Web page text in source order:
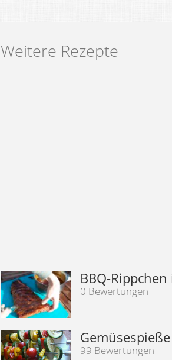
Weitere Rezepte
BBQ-
0 Bewertungen
99 Bewertungen